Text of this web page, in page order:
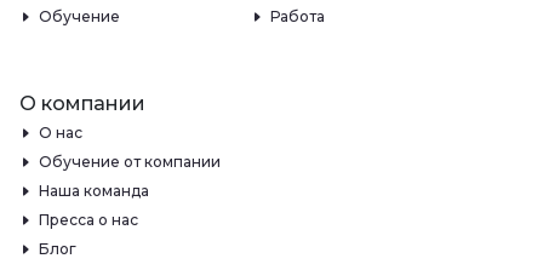
Обучение
Работа
О компании
О нас
Обучение от компании
Наша команда
Пресса о нас
Блог